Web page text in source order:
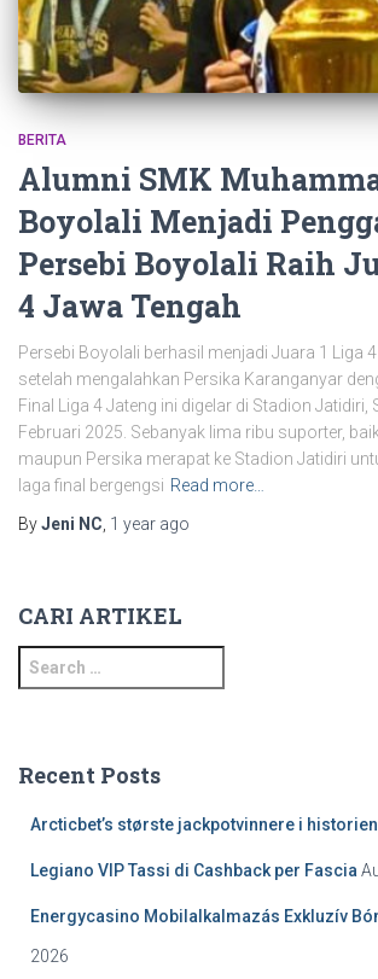
BERITA
Alumni SMK
Boyolali Menjadi
Persebi Boyolali Raih
4 Jawa Tengah
Persebi Boyolali berhasil menjadi Juara 1 Liga
setelah mengalahkan Persika Karanganyar
Final Liga 4 Jateng ini digelar di Stadion Jatidiri,
Februari 2025. Sebanyak lima ribu suporter,
maupun Persika merapat ke Stadion Jatidiri
laga final bergengsi Read more…
ByJeni NC 1 year ago
CARI ARTIKEL
e
c
Recent Posts
Arcticbet’s største jackpotvinnere i historien
Legiano VIP Tassi di Cashback per Fascia
Energycasino Mobilalkalmazás Exkluzív
2026